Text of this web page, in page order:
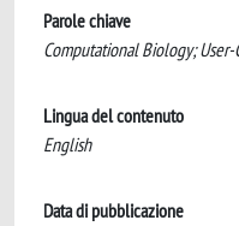
Parole chiave
Computational Biology;
Lingua del contenuto
English
Data di pubblicazione